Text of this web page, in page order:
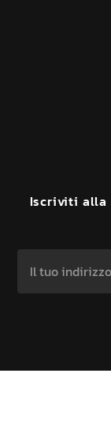
Iscriviti alla